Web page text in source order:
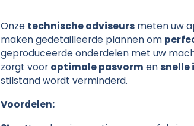
Onze technische adviseurs meten uw
maken gedetailleerde plannen om
geproduceerde onderdelen met uw
zorgt voor optimale pasvorm en snelle
stilstand wordt verminderd.
Voordelen: